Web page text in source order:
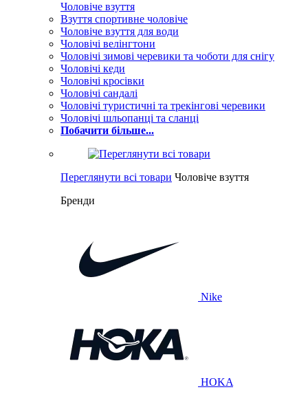
Чоловіче взуття
Взуття спортивне чоловіче
Чоловіче взуття для води
Чоловічі велінгтони
Чоловічі зимові черевики та чоботи для снігу
Чоловічі кеди
Чоловічі кросівки
Чоловічі сандалі
Чоловічі туристичні та трекінгові черевики
Чоловічі шльопанці та сланці
Побачити більше...
Переглянути всі товари Чоловіче взуття
Бренди
Nike
HOKA